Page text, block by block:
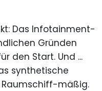
Das Infotainment-
Gründen
den Start. Und ...
synthetische
Raumschiff-mäßig.